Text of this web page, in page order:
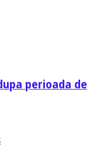
perioada de